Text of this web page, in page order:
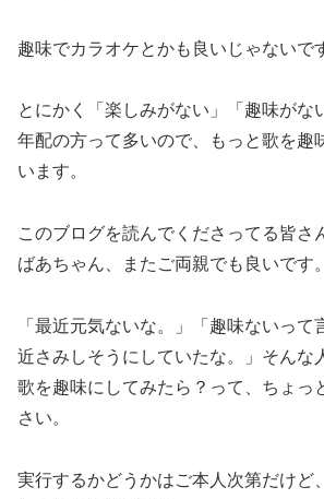
趣味でカラオケとかも良いじゃないで
とにかく「楽しみがない」「趣味がな
年配の方って多いので、もっと歌を趣
います。
このブログを読んでくださってる皆さ
ばあちゃん、またご両親でも良いです。
「最近元気ないな。」「趣味ないって
近さみしそうにしていたな。」そんな
歌を趣味にしてみたら？って、ちょっ
さい。
実行するかどうかはご本人次第だけど